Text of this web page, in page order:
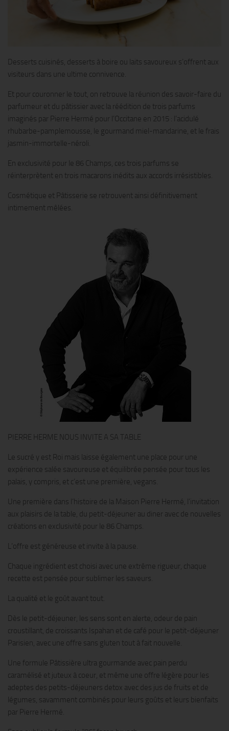
Desserts cuisinés, desserts à boire ou laits savoureux s’offrent aux
visiteurs dans une ultime connivence.
Et pour couronner le tout, on retrouve la réunion des savoir-faire du
parfumeur et du pâtissier avec la réédition de trois parfums
imaginés par Pierre Hermé pour l’Occitane en 2015 : l’acidulé
rhubarbe-pamplemousse, le gourmand miel-mandarine, et le frais
jasmin-immortelle-néroli.
En exclusivité pour le 86 Champs, ces trois parfums se
réinterprètent en trois macarons inédits aux accords irrésistibles.
Cosmétique et Pâtisserie se retrouvent ainsi définitivement
intimement mêlées.
PIERRE HERME NOUS INVITE A SA TABLE
Le sucré y est Roi mais laisse également une place pour une
expérience salée savoureuse et équilibrée pensée pour tous les
palais, y compris, et c’est une première, vegans.
Une première dans l’histoire de la Maison Pierre Hermé, l’invitation
aux plaisirs de la table, du petit-déjeuner au diner avec de nouvelles
créations en exclusivité pour le 86 Champs.
L’offre est généreuse et invite à la pause.
Chaque ingrédient est choisi avec une extrême rigueur, chaque
recette est pensée pour sublimer les saveurs.
La qualité et le goût avant tout.
Dès le petit-déjeuner, les sens sont en alerte, odeur de pain
croustillant, de croissants Ispahan et de café pour le petit-déjeuner
Parisien, avec une offre sans gluten tout à fait nouvelle.
Une formule Pâtissière ultra gourmande avec pain perdu
caramélisé et juteux à coeur, et même une offre légère pour les
adeptes des petits-déjeuners detox avec des jus de fruits et de
légumes, savamment combinés pour leurs goûts et leurs bienfaits
par Pierre Hermé.